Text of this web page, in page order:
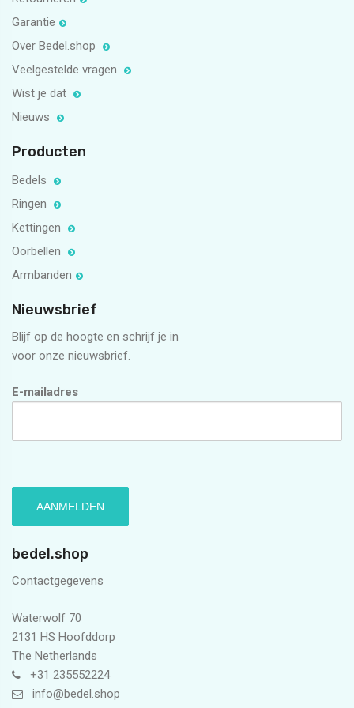
Garantie
Over Bedel.shop
Veelgestelde vragen
Wist je dat
Nieuws
Producten
Bedels
Ringen
Kettingen
Oorbellen
Armbanden
Nieuwsbrief
Blijf op de hoogte en schrijf je in
voor onze nieuwsbrief.
E-mailadres
bedel.shop
Contactgegevens
Waterwolf 70
2131 HS Hoofddorp
The Netherlands
+31 235552224
info@bedel.shop